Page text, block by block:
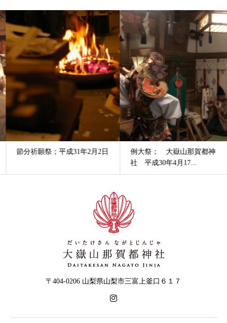
節分祈願祭；平成31年2月2日
例大祭； 大嶽山那賀都神
社 平成30年4月17...
〒404-0206 山梨県山梨市三富上釜口６１７